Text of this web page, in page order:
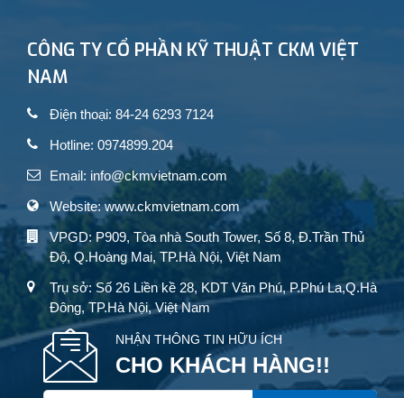
CÔNG TY CỔ PHẦN KỸ THUẬT CKM VIỆT
NAM
Điện thoại: 84-24 6293 7124
Hotline: 0974899.204
Email: info@ckmvietnam.com
Website: www.ckmvietnam.com
VPGD: P909, Tòa nhà South Tower, Số 8, Đ.Trần Thủ
Độ, Q.Hoàng Mai, TP.Hà Nội, Việt Nam
Trụ sở: Số 26 Liền kề 28, KDT Văn Phú, P.Phú La,Q.Hà
Đông, TP.Hà Nội, Việt Nam
NHẬN THÔNG TIN HỮU ÍCH
CHO KHÁCH HÀNG!!